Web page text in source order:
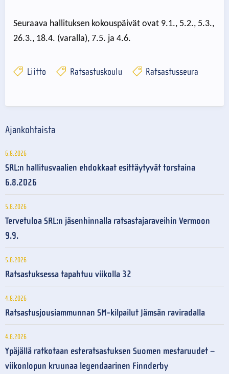
Seuraava hallituksen kokouspäivät ovat 9.1., 5.2., 5.3.,
26.3., 18.4. (varalla), 7.5. ja 4.6.
Liitto Ratsastuskoulu Ratsastusseura
Ajankohtaista
6.8.2026
SRL:n hallitusvaalien ehdokkaat esittäytyvät torstaina
6.8.2026
5.8.2026
Tervetuloa SRL:n jäsenhinnalla ratsastajaraveihin Vermoon
9.9.
5.8.2026
Ratsastuksessa tapahtuu viikolla 32
4.8.2026
Ratsastusjousiammunnan SM-kilpailut Jämsän raviradalla
4.8.2026
Ypäjällä ratkotaan esteratsastuksen Suomen mestaruudet –
viikonlopun kruunaa legendaarinen Finnderby